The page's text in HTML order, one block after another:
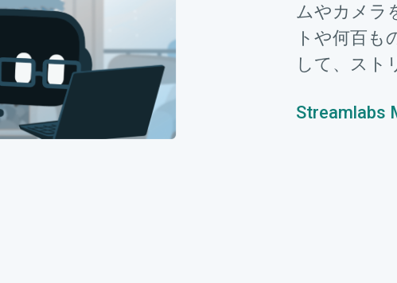
ムやカメラ
トや何百も
して、スト
Streamlabs